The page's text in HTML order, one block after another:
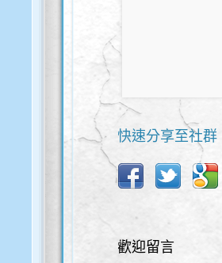
快速分享至社群
歡迎留言